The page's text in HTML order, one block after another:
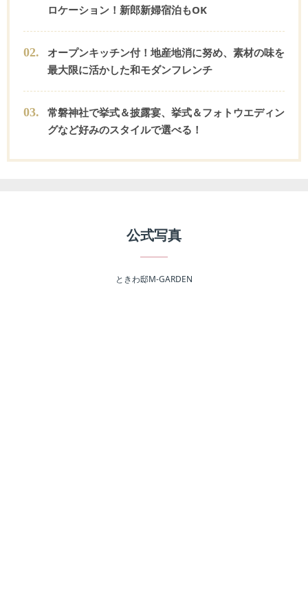
ロケーション！新郎新婦宿泊もOK
02.
オープンキッチン付！地産地消に努め、素材の味を
最大限に活かした和モダンフレンチ
03.
常磐神社で挙式＆披露宴、挙式＆フォトウエディン
グなど好みのスタイルで選べる！
公式写真
ときわ邸M-GARDEN